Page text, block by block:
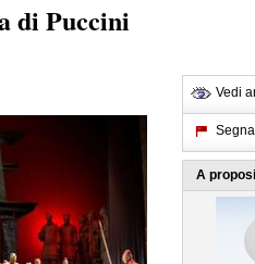
di Puccini
Vedi
A